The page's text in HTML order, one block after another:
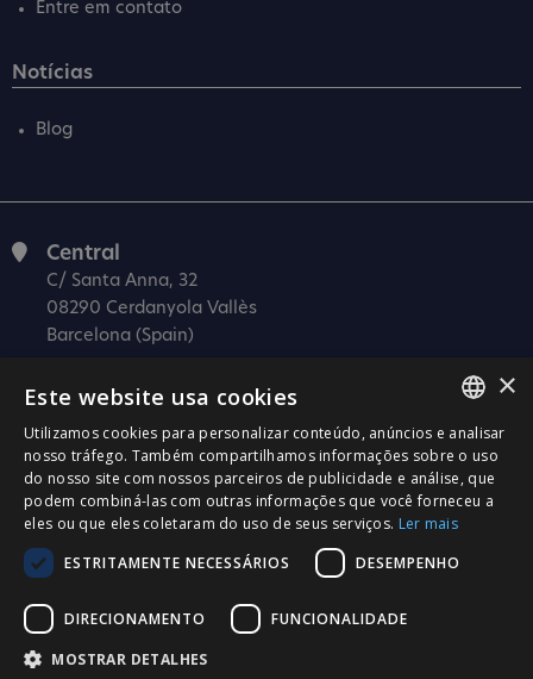
Entre em contato
Notícias
Blog
Central
C/ Santa Anna, 32
08290 Cerdanyola Vallès
Barcelona (Spain)
C/ Josep Estivill, 11-13
08027 Barcelona
(Spain)
Madrid
C/ Méndez Álvaro 20, oficina 440
28045 Madrid
(Spain)
SPANISH
CATALÀ
ENGLISH
PORTUGUESE
×
Este website usa cookies
Utilizamos cookies para personalizar conteúdo, anúncios e analisar
nosso tráfego. Também compartilhamos informações sobre o uso
do nosso site com nossos parceiros de publicidade e análise, que
podem combiná-las com outras informações que você forneceu a
eles ou que eles coletaram do uso de seus serviços. Ler mais
ESTRITAMENTE NECESSÁRIOS
DESEMPENHO
DIRECIONAMENTO FUNCIONALIDADE
MOSTRAR DETALHES